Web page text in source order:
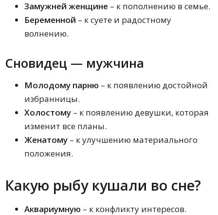
Сонник для мужчин
Лунный сонник
Летний сонник
Осенний сонник
Домашний сонник
Астрологический сонник
Символический сонник
Цыганский сонник
Сонник Дмитрия и Надежды Зимы
Новейший сонник Иванова
Сонник Валерия Мельникова
Замужней женщине – к пополнению в семье.
Беременной – к суете и радостному
волнению.
Сновидец — мужчина
Молодому парню – к появлению достойной
избранницы.
Холостому – к появлению девушки, которая
изменит все планы.
Женатому – к улучшению материального
положения.
Какую рыбу кушали во сне?
Аквариумную – к конфликту интересов.